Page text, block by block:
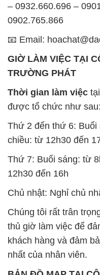
Chủ nhật: Nghỉ chủ
Chúng tôi rất trân
thủ giờ làm việc để
khách hàng và đảm
nhất của nhân viên.
BẢN ĐỒ MAP TẠI
TRƯỜNG PHÁT
ĐỊA CHỈ: 1229C
Đông B, Quận Bình